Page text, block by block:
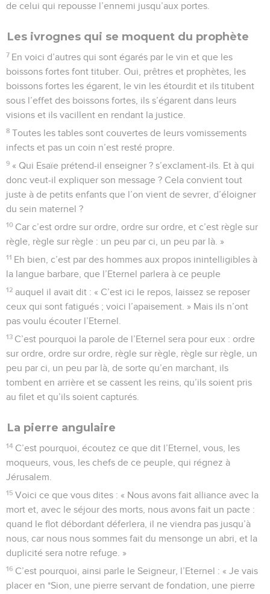
de celui qui repousse l’ennemi jusqu’aux portes.
Les ivrognes qui se moquent du prophète
7 En voici d’autres qui sont égarés par le vin et que les
boissons fortes font tituber. Oui, prêtres et prophètes, les
boissons fortes les égarent, le vin les étourdit et ils titubent
sous l’effet des boissons fortes, ils s’égarent dans leurs
visions et ils vacillent en rendant la justice.
8 Toutes les tables sont couvertes de leurs vomissements
infects et pas un coin n’est resté propre.
9 « Qui Esaïe prétend-il enseigner ? s’exclament-ils. Et à qui
donc veut-il expliquer son message ? Cela convient tout
juste à de petits enfants que l’on vient de sevrer, d’éloigner
du sein maternel ?
10 Car c’est ordre sur ordre, ordre sur ordre, et c’est règle sur
règle, règle sur règle : un peu par ci, un peu par là. »
11 Eh bien, c’est par des hommes aux propos inintelligibles à
la langue barbare, que l’Eternel parlera à ce peuple
12 auquel il avait dit : « C’est ici le repos, laissez se reposer
ceux qui sont fatigués ; voici l’apaisement. » Mais ils n’ont
pas voulu écouter l’Eternel.
13 C’est pourquoi la parole de l’Eternel sera pour eux : ordre
sur ordre, ordre sur ordre, règle sur règle, règle sur règle, un
peu par ci, un peu par là, de sorte qu’en marchant, ils
tombent en arrière et se cassent les reins, qu’ils soient pris
au filet et qu’ils soient capturés.
La pierre angulaire
14 C’est pourquoi, écoutez ce que dit l’Eternel, vous, les
moqueurs, vous, les chefs de ce peuple, qui régnez à
Jérusalem.
15 Voici ce que vous dites : « Nous avons fait alliance avec la
mort et, avec le séjour des morts, nous avons fait un pacte :
quand le flot débordant déferlera, il ne viendra pas jusqu’à
nous, car nous nous sommes fait du mensonge un abri, et la
duplicité sera notre refuge. »
16 C’est pourquoi, ainsi parle le Seigneur, l’Eternel : « Je vais
placer en *Sion, une pierre servant de fondation, une pierre